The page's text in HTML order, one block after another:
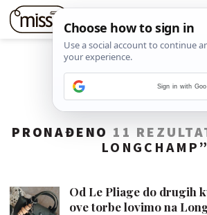
PRONAĐENO 11
LONGCHAMP ”
Od Le Pliage do drugih
ove torbe lovimo na
Sign in with